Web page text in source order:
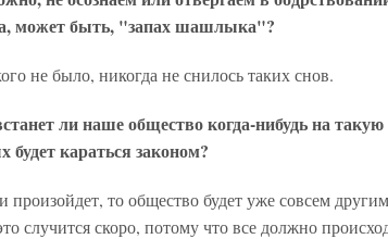
может быть, "запах шашлыка"?
не было, никогда не снилось таких снов.
ли наше общество когда-нибудь на такую
караться законом?
произойдет, то общество будет уже совсем
случится скоро, потому что все должно